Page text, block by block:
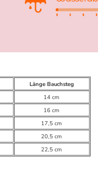
Länge Bauchsteg
14 cm
16 cm
17,5 cm
20,5 cm
22,5 cm